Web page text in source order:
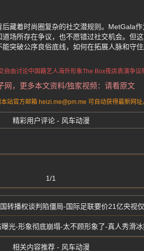
藏着时尚圈复杂的社交潜规则。MetGala
场所存在争议，也不愿错过社交机会。但
突破公序良俗底线，如何在拓展人脉和守
自由讨论中国籍艺人海外形象The Box夜店表演争议
网，更多本文资料/独家视频：请看原文
站官方邮箱 heizi.me@pm.me 可自动获得最新网址
精彩用户评论 - 风车动漫
1/1
转播权谈判陷僵局-国际足联要价21亿央视
光-形象彻底崩塌-太不顾形象了-真人秀滑冰
相关内容推荐 - 风车动漫